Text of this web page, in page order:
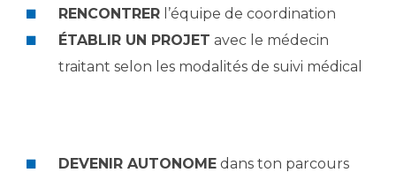
Lieu de santé sans tabac
RENCONTRER l’équipe de coordination
ÉTABLIR UN PROJET avec le médecin
traitant selon les modalités de suivi médical
DEVENIR AUTONOME dans ton parcours